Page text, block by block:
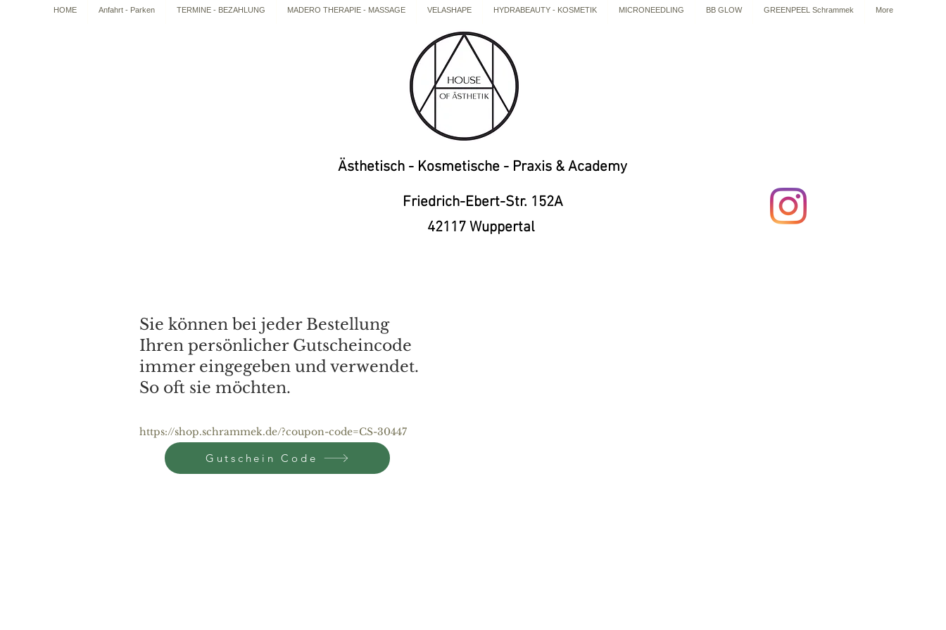
HOME Anfahrt - Parken TERMINE - BEZAHLUNG MADERO THERAPIE - MASSAGE VELASHAPE HYDRABEAUTY - KOSMETIK MICRONEEDLING BB GLOW GREENPEEL Schrammek More
Ästhetisch - Kosmetische - Praxis & Academy
Friedrich-Ebert-Str. 152A
42117 Wuppertal
Sie können bei jeder Bestellung
Ihren persönlicher Gutscheincode
immer eingegeben und verwendet.
So oft sie möchten.
https://shop.schrammek.de/?coupon-code=CS-30447
Gutschein Code